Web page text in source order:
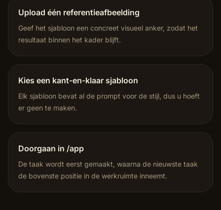
Upload één referentieafbeelding
Geef het sjabloon een concreet visueel anker, zodat het
resultaat binnen het kader blijft.
Kies een kant-en-klaar sjabloon
Elk sjabloon bevat al de prompt voor de stijl, dus u hoeft
er geen te maken.
Doorgaan in /app
De taak wordt eerst gemaakt, waarna de nieuwste taak
de bovenste positie in de werkruimte inneemt.